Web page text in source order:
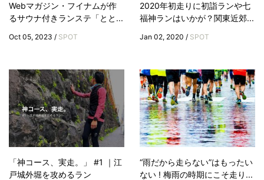
Webマガジン・フイナムが作
るサウナ付きランステ「とと...
Oct 05, 2023 / SPOT
2020年初走りに初詣ランや七
福神ランはいかが？関東近郊...
Jan 02, 2020 / SPOT
「神コース、実走。」 #1 ｜江
戸城外堀を攻めるラン
“雨だから走らない”はもったい
ない ! 梅雨の時期にこそ走り...